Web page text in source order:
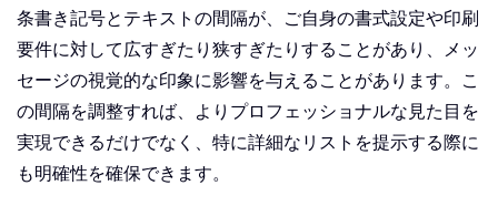
条書き記号とテキストの間隔が、ご自身の書式設定や印刷
要件に対して広すぎたり狭すぎたりすることがあり、メッ
セージの視覚的な印象に影響を与えることがあります。こ
の間隔を調整すれば、よりプロフェッショナルな見た目を
実現できるだけでなく、特に詳細なリストを提示する際に
も明確性を確保できます。